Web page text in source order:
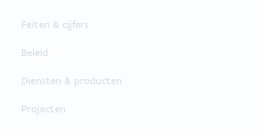
Feiten & cijfers
Beleid
Diensten & producten
Projecten